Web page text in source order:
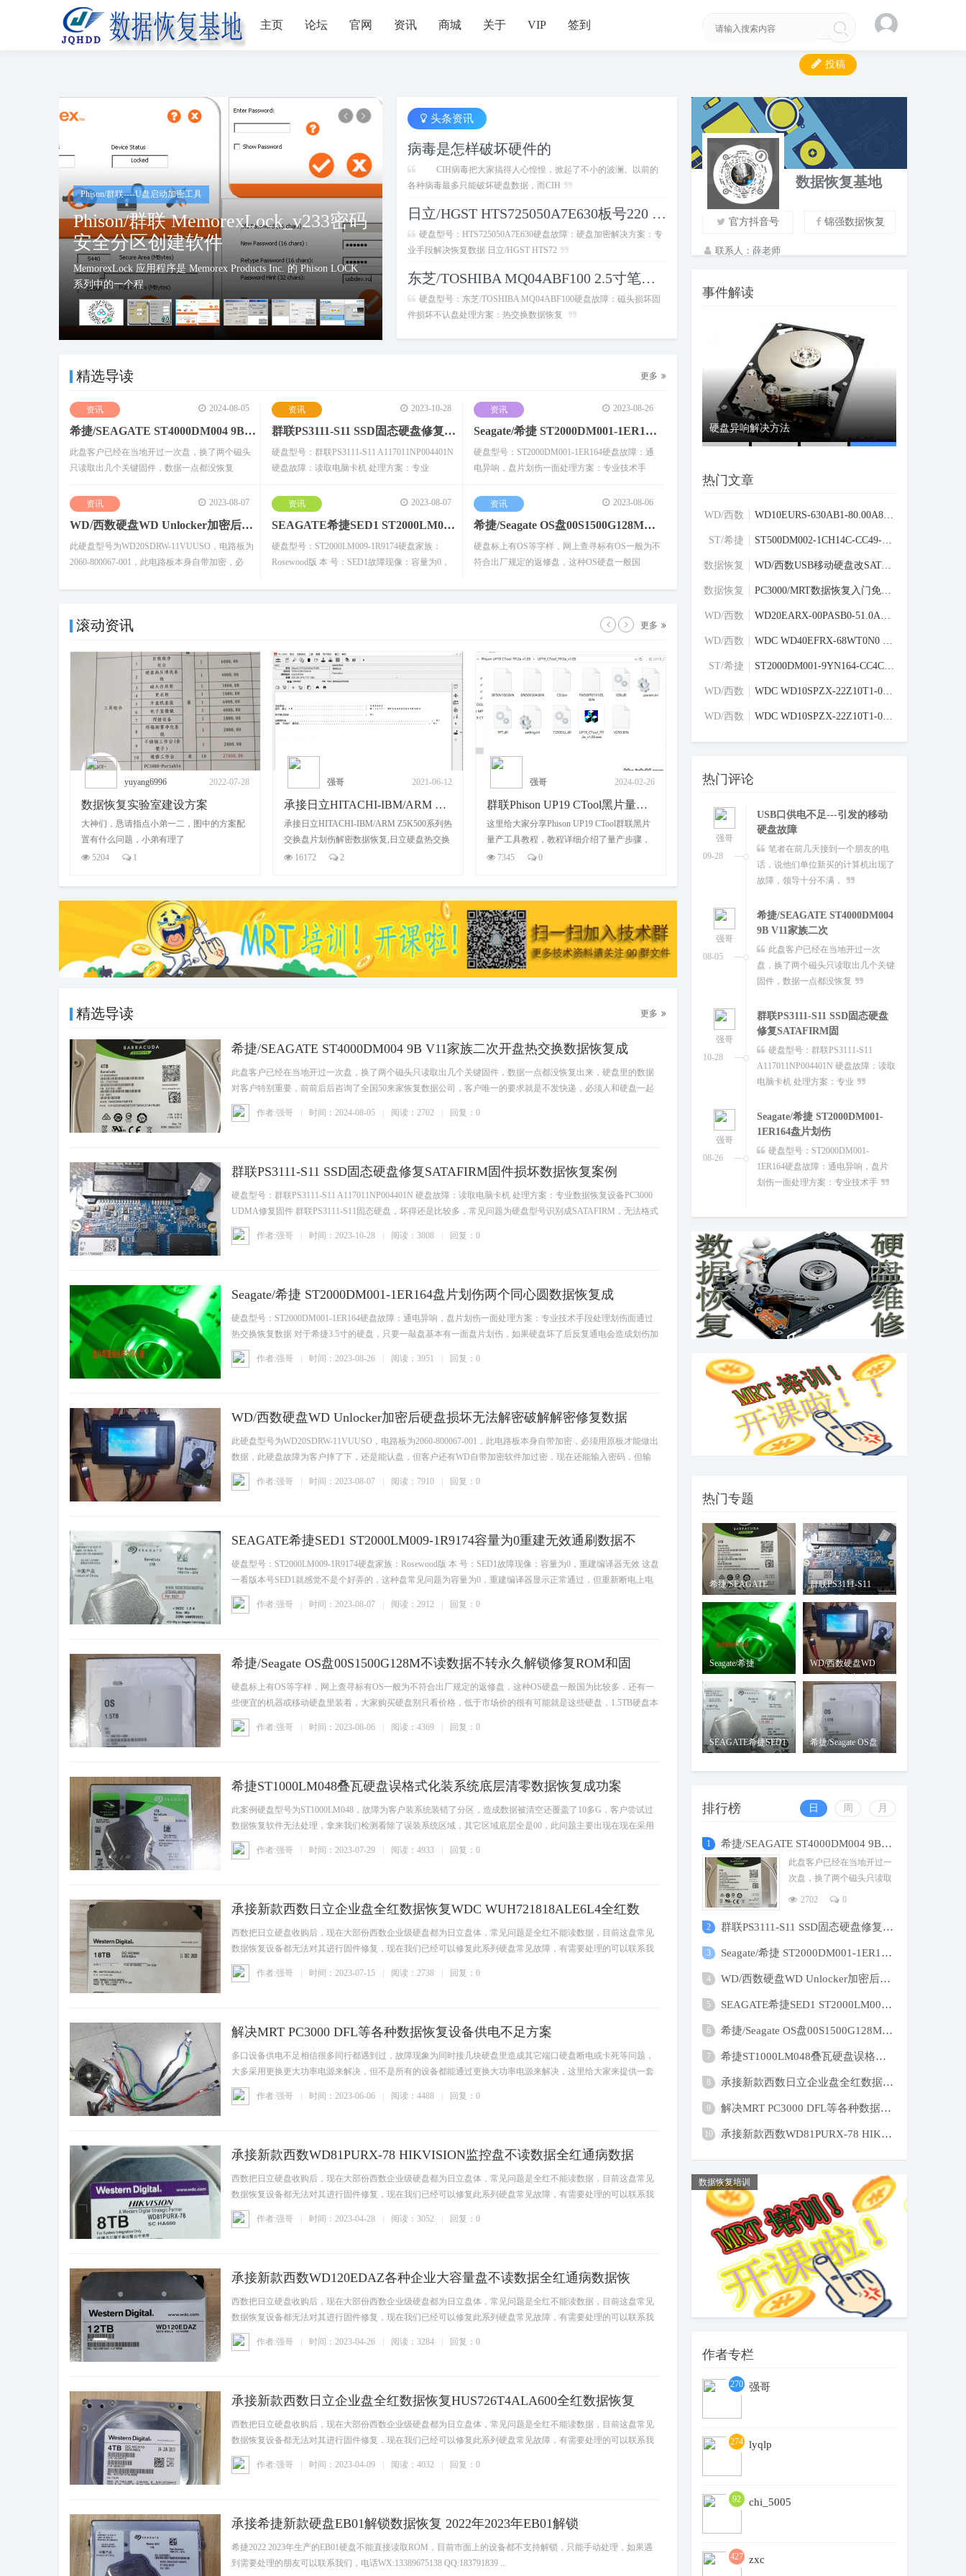
主页 论坛 官网 资讯 商城 关于 VIP 签到
投稿
Phison/群联----U盘启动加密工具
Phison/群联
Memorex_Secure_TD_v275 加密分
区创建工
Memorex Secure TD v2.75 是 Memorex Products Inc 的实用程序，用
于在带有 Phi
头条资讯
病毒是怎样破坏硬件的
CIH病毒把大家搞得人心惶惶，掀起了不小的波澜。以前的
各种病毒最多只能破坏硬盘数据，而CIH
日立/HGST HTS725050A7E630板号220 0A90427
硬盘型号：HTS725050A7E630硬盘故障：硬盘加密解决方案：专
业手段解决恢复数据 日立/HGST HTS72
东芝/TOSHIBA MQ04ABF100 2.5寸笔记本硬盘
硬盘型号：东芝/TOSHIBA MQ04ABF100硬盘故障：磁头损坏固
件损坏不认盘处理方案：热交换数据恢复
精选导读 更多
资讯 2024-08-05
希捷/SEAGATE ST4000DM004 9B V11家族二次开盘热交换数据恢复成
此盘客户已经在当地开过一次盘，换了两个磁头
只读取出几个关键固件，数据一点都没恢复
资讯 2023-10-28
群联PS3111-S11 SSD固态硬盘修复SATAFIRM固件损坏数据恢复案例
硬盘型号：群联PS3111-S11 A117011NP004401N
硬盘故障：读取电脑卡机 处理方案：专业
资讯 2023-08-26
Seagate/希捷 ST2000DM001-1ER164盘片划伤两个同心圆数据恢复成
硬盘型号：ST2000DM001-1ER164硬盘故障：通
电异响，盘片划伤一面处理方案：专业技术手
资讯 2023-08-07
WD/西数硬盘WD Unlocker加密后硬盘损坏无法解密破解解密修复数据
此硬盘型号为WD20SDRW-11VUUSO，电路板为
2060-800067-001，此电路板本身自带加密，必
资讯 2023-08-07
SEAGATE希捷SED1 ST2000LM009-1R9174容量为0重建无效通刷数据不
硬盘型号：ST2000LM009-1R9174硬盘家族：
Rosewood版 本 号：SED1故障现像：容量为0，
资讯 2023-08-06
希捷/Seagate OS盘00S1500G128M不读数据不转永久解锁修复ROM和固
硬盘标上有OS等字样，网上查寻标有OS一般为不
符合出厂规定的返修盘，这种OS硬盘一般国
滚动资讯 更多
强哥 2021-06-12
承接日立HITACHI-IBM/ARM Z5K500系列热
交换盘片划伤解密数据恢复,日立硬盘热交换
已 16172
强哥 2024-02-26
群联Phison UP19 CTool黑片量产工具详细教
这里给大家分享Phison UP19 CTool群联黑片
量产工具教程，教程详细介绍了量产步骤，
如 7345 0
强哥 2023-08-08
Phison群联PS2251、PS2231主控Phison MPALL
一、量产环境： 1.系统要求：软件只支持
WINXP或WIN7系统支持，WIN10系统不支
持，13437
强哥
这里来给大家介绍下慧荣SM2258XT固态开
卡教程，开卡软件版本很多，需要可以在论
8100 0
精选导读 更多
希捷/SEAGATE ST4000DM004 9B V11家族二次开盘热交换数据恢复成
此盘客户已经在当地开过一次盘，换了两个磁头只读取出几个关键固件，数据一点都没恢复出来，硬盘里的数据
对客户特别重要，前前后后咨询了全国50来家恢复数据公司，客户唯一的要求就是不发快递，必须人和硬盘一起
到数
作者:强哥
时间：2024-08-05 阅读：2702 回复：0
群联PS3111-S11 SSD固态硬盘修复SATAFIRM固件损坏数据恢复案例
硬盘型号：群联PS3111-S11 A117011NP004401N 硬盘故障：读取电脑卡机 处理方案：专业数据恢复设备PC3000
UDMA修复固件 群联PS3111-S11固态硬盘，坏得还是比较多，常见问题为硬盘型号识别成SATAFIRM，无法格式
化，或
作者:强哥
时间：2023-10-28 阅读：3808 回复：0
Seagate/希捷 ST2000DM001-1ER164盘片划伤两个同心圆数据恢复成
硬盘型号：ST2000DM001-1ER164硬盘故障：通电异响，盘片划伤一面处理方案：专业技术手段处理划伤面通过
热交换恢复数据 对于希捷3.5寸的硬盘，只要一敲盘基本有一面盘片划伤，如果硬盘坏了后反复通电会造成划伤加
重
作者:强哥
时间：2023-08-26 阅读：3951 回复：0
WD/西数硬盘WD Unlocker加密后硬盘损坏无法解密破解解密修复数据
此硬盘型号为WD20SDRW-11VUUSO，电路板为2060-800067-001，此电路板本身自带加密，必须用原板才能做出
数据，此硬盘故障为客户摔了下，还是能认盘，但客户还有WD自带加密软件加过密，现在还能输入密码，但输
入完密码
作者:强哥
时间：2023-08-07 阅读：7910 回复：0
SEAGATE希捷SED1 ST2000LM009-1R9174容量为0重建无效通刷数据不
硬盘型号：ST2000LM009-1R9174硬盘家族：Rosewood版 本 号：SED1故障现像：容量为0，重建编译器无效 这盘
一看版本号SED1就感觉不是个好弄的，这种盘常见问题为容量为0，重建编译器显示正常通过，但重新断电上电
后故
作者:强哥
时间：2023-08-07 阅读：2912 回复：0
希捷/Seagate OS盘00S1500G128M不读数据不转永久解锁修复ROM和固
硬盘标上有OS等字样，网上查寻标有OS一般为不符合出厂规定的返修盘，这种OS硬盘一般国为比较多，还有一
些便宜的机器或移动硬盘里装着，大家购买硬盘别只看价格，低于市场价的很有可能就是这些硬盘，1.5TB硬盘本
身就
作者:强哥
时间：2023-08-06 阅读：4369 回复：0
希捷ST1000LM048叠瓦硬盘误格式化装系统底层清零数据恢复成功案
此案例硬盘型号为ST1000LM048，故障为客户装系统装错了分区，造成数据被清空还覆盖了10多G，客户尝试过
数据恢复软件无法处理，拿来我们检测看除了误装系统区域，其它区域底层全是00，此问题主要出现在现在采用
叠瓦技
作者:强哥
时间：2023-07-29 阅读：4933 回复：0
承接新款西数日立企业盘全红数据恢复WDC WUH721818ALE6L4全红数
西数把日立硬盘收购后，现在大部份西数企业级硬盘都为日立盘体，常见问题是全红不能读数据，目前这盘常见
数据恢复设备都无法对其进行固件修复，现在我们已经可以修复此系列硬盘常见故障，有需要处理的可以联系我
们,Q
作者:强哥
时间：2023-07-15 阅读：2738 回复：0
解决MRT PC3000 DFL等各种数据恢复设备供电不足方案
多口设备供电不足相信很多同行都遇到过，故障现象为同时接几块硬盘里造成其它端口硬盘断电或卡死等问题，
大多采用更换更大功率电源来解决，但不是所有的设备都能通过更换大功率电源来解决，这里给大家来提供一套
完整
作者:强哥
时间：2023-06-06 阅读：4488 回复：0
承接新款西数WD81PURX-78 HIKVISION监控盘不读数据全红通病数据
西数把日立硬盘收购后，现在大部份西数企业级硬盘都为日立盘体，常见问题是全红不能读数据，目前这盘常见
数据恢复设备都无法对其进行固件修复，现在我们已经可以修复此系列硬盘常见故障，有需要处理的可以联系我
们,Q
作者:强哥
时间：2023-04-28 阅读：3052 回复：0
承接新款西数WD120EDAZ各种企业大容量盘不读数据全红通病数据恢
西数把日立硬盘收购后，现在大部份西数企业级硬盘都为日立盘体，常见问题是全红不能读数据，目前这盘常见
数据恢复设备都无法对其进行固件修复，现在我们已经可以修复此系列硬盘常见故障，有需要处理的可以联系我
们,Q
作者:强哥
时间：2023-04-26 阅读：3284 回复：0
承接新款西数日立企业盘全红数据恢复HUS726T4ALA600全红数据恢复
西数把日立硬盘收购后，现在大部份西数企业级硬盘都为日立盘体，常见问题是全红不能读数据，目前这盘常见
数据恢复设备都无法对其进行固件修复，现在我们已经可以修复此系列硬盘常见故障，有需要处理的可以联系我
们,Q
作者:强哥
时间：2023-04-09 阅读：4032 回复：0
承接希捷新款硬盘EB01解锁数据恢复 2022年2023年EB01解锁
希捷2022 2023年生产的EB01硬盘不能直接读取ROM，目前市面上的设备都不支持解锁，只能手动处理，如果遇
到需要处理的朋友可以联系我们，电话WX:13389675138 QQ:183791839 ...
数据恢复基地
官方抖音号 锦强数据恢复
联系人：薛老师
EMAIL：183791839@qq.com
事件解读
计算机病毒防护基础：安全首先在于“意
synology群晖NAS断电损坏显示启动中无
法进
WD/西数硬盘WD Unlocker加密后硬盘损
坏无法
硬盘异响解决方法
热门文章
WD/西数
区
WD10EURS-630AB1-80.00A80-WD-WCAV5W033687
ST/希捷
区
ST500DM002-1CH14C-CC49-Z1DA7L6D-PC3000全
数据恢复
区
WD/西数USB移动硬盘改SATA接口数据恢复超详
数据恢复
区
PC3000/MRT数据恢复入门免费教程持续更新中
WD/西数
区
WD20EARX-00PASB0-51.0AB51-WD-WCAZAK56748
WD/西数
区
WDC WD40EFRX-68WT0N0 FW:80.00A80 SN:WD-W
ST/希捷
区
ST2000DM001-9YN164-CC4C-S1E058Z9-MRT全套
WD/西数
区
WDC WD10SPZX-22Z10T1-04-01A04-WD-WXS2A10
WD/西数
区
WDC WD10SPZX-22Z10T1-04-01A04-WD-WXS1A98
热门评论
强哥
SEAGATE/希捷ST4000DM004
障：不认盘，磁头损坏，盘片划伤解
USB口供电不足---引发的移动
08-05
强哥
希捷/SEAGATE ST4000DM004
9B V11家族二次
此盘客户已经在当地开过一次
盘，换了两个磁头只读取出几个关键
固件，数据一点都没恢复
10-28
强哥
群联PS3111-S11 SSD固态硬盘
修复SATAFIRM固
硬盘型号：群联PS3111-S11
A117011NP004401N 硬盘故障：读取
电脑卡机 处理方案：专业
08-26
强哥
Seagate/希捷 ST2000DM001-
1ER164盘片划伤
硬盘型号：ST2000DM001-
1ER164硬盘故障：通电异响，盘片
划伤一面处理方案：专业技术手
08-07
强哥
WD/西数硬盘WD Unlocker加
密后硬盘损坏无法
此硬盘型号为WD20SDRW-
11VUUSO，电路板为2060-800067-
001，此电路板本身自带加密，必
08-07
强哥
SEAGATE希捷SED1
ST2000LM009-1R9174容量为
硬盘型号：ST2000LM009-1R9174
硬盘家族：Rosewood版 本 号：SED1
故障现像：容量为0，
08-06
强哥
希捷/Seagate OS盘
00S1500G128M不读数据不
硬盘标上有OS等字样，网上查寻
标有OS一般为不符合出厂规定的返
修盘，这种OS硬盘一般国
希捷ST1000LM048叠瓦硬盘误
格式化装系统底
此案例硬盘型号为
07-15
强哥
数据恢复WDC WU
西数把日立硬盘收购后，现在大
部份西数企业级硬盘都为日立盘体，
常见问题是全红不能读
热门专题
希捷/SEAGATE
V11家族二次
群联PS3111-S11
SATAFIRM固
Seagate/希捷
1ER164盘片划伤
WD/西数硬盘WD
损坏无法
SEAGATE希捷SED1
1R9174容量为
希捷/Seagate OS盘
数据不
排行榜 日 周 月
1 希捷/SEAGATE ST4000DM004 9B V11家族二次
此盘客户已经在当地开过一
次盘，换了两个磁头只读取
出几个关键固件，数据一点
据对
2702 0
2 群联PS3111-S11 SSD固态硬盘修复SATAFIRM固
3 Seagate/希捷 ST2000DM001-1ER164盘片划伤
4 WD/西数硬盘WD Unlocker加密后硬盘损坏无法
5 SEAGATE希捷SED1 ST2000LM009-1R9174容量为
6 希捷/Seagate OS盘00S1500G128M不读数据不
7 希捷ST1000LM048叠瓦硬盘误格式化装系统底
8 承接新款西数日立企业盘全红数据恢复WDC WU
9 解决MRT PC3000 DFL等各种数据恢复设备供电
10 承接新款西数WD81PURX-78 HIKVISION监控盘
数据恢复培训
作者专栏
270 强哥
274 lyqlp
92 chi_5005
427 zxc